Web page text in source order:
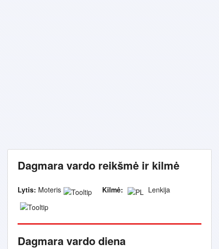
Dagmara vardo reikšmė ir kilmė
Lytis: Moteris Kilmė: Lenkija
Dagmara vardo diena